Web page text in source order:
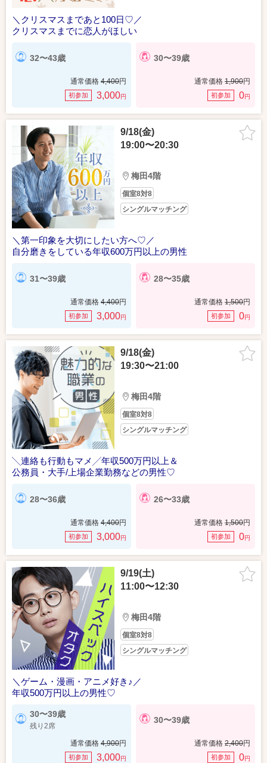
＼クリスマスまであと100日♡／
クリスマスまでに恋人がほしい
32〜43歳
通常価格 4,400円
初参加 3,000円
30〜39歳
通常価格 1,900円
初参加 0円
9/18(金)
19:00〜20:30
梅田4階
個室8対8
シングルマッチング
＼第一印象を大切にしたい方へ♡／
自分磨きをしている年収600万円以上の男性
31〜39歳
通常価格 4,400円
初参加 3,000円
28〜35歳
通常価格 1,500円
初参加 0円
9/18(金)
19:30〜21:00
梅田4階
個室8対8
シングルマッチング
╲連絡も行動もマメ╱年収500万円以上＆
公務員・大手/上場企業勤務などの男性♡
28〜36歳
通常価格 4,400円
初参加 3,000円
26〜33歳
通常価格 1,500円
初参加 0円
9/19(土)
11:00〜12:30
梅田4階
個室8対8
シングルマッチング
＼ゲーム・漫画・アニメ好き♪／
年収500万円以上の男性♡
30〜39歳
残り2席
通常価格 4,900円
初参加 3,000円
30〜39歳
通常価格 2,400円
初参加 0円